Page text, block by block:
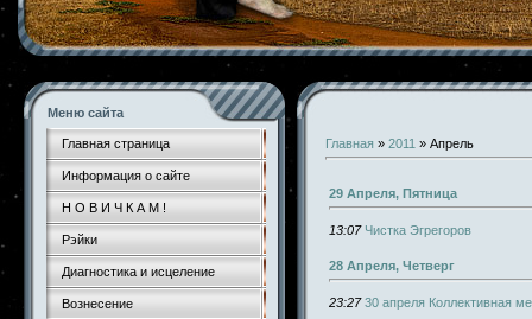
Меню сайта
Главная страница
Информация о сайте
Н О В И Ч К А М !
Рэйки
Диагностика и исцеление
Вознесение
Главная » 2011 » Апрель
29 Апреля, Пятница
13:07 Чистка Эгрегоров
28 Апреля, Четверг
23:27 30 апреля Коллективная